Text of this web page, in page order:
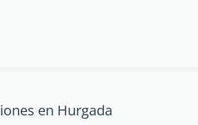
en Hurgada